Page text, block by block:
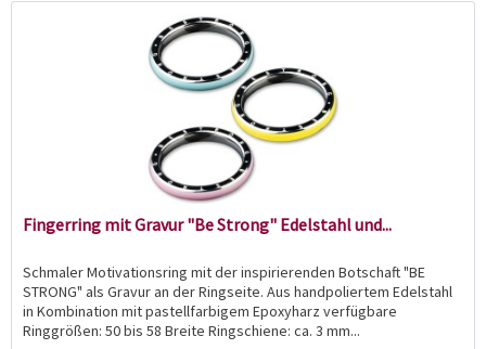
Fingerring mit Gravur "Be Strong" Edelstahl und...
Schmaler Motivationsring mit der inspirierenden Botschaft "BE
STRONG" als Gravur an der Ringseite. Aus handpoliertem Edelstahl
in Kombination mit pastellfarbigem Epoxyharz verfügbare
Ringgrößen: 50 bis 58 Breite Ringschiene: ca. 3 mm...